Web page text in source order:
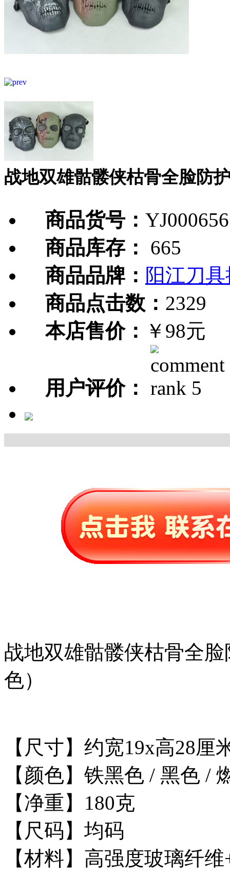
战地双雄骷髅侠枯骨全脸防
商品货号： YJ000656
商品库存：
665
商品品牌： 阳江刀
商品点击数： 2329
本店售价： ￥98元
用户评价：
战地双雄骷髅侠枯骨全
色）
【尺寸】约宽19x高28厘
【颜色】铁黑色 / 黑色 /
【净重】180克
【尺码】均码
【材料】高强度玻璃纤